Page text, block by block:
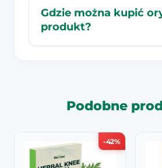
Gdzie można kupić
produkt?
Podobne
-42%